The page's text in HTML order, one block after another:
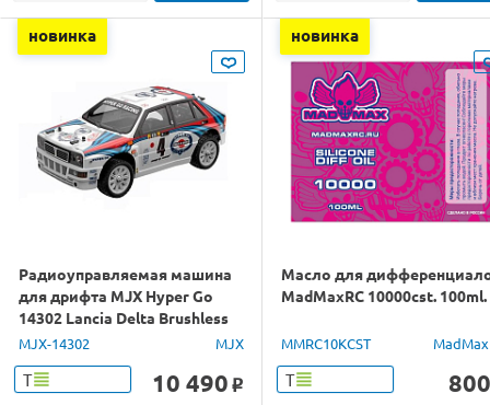
новинка
Радиоуправляемая машина
для дрифта MJX Hyper Go
14302 Lancia Delta Brushless
4WD 2.4G LED 1/14 RTR
MJX-14302 MJX
Т 10 490 o
новинка
Масло для
MadMaxRC 10000cst. 100ml.
MMRC10KCST
Т 800